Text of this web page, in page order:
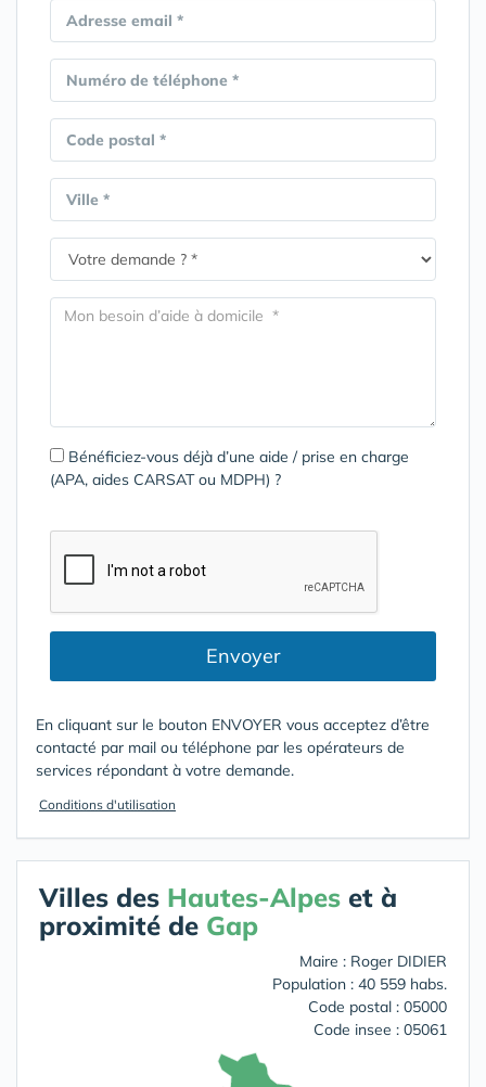
Adresse email *
Numéro de téléphone *
Code postal *
Ville *
Bénéficiez-vous déjà d’une aide / prise en charge
(APA, aides CARSAT ou MDPH) ?
Envoyer
En cliquant sur le bouton ENVOYER vous acceptez d’être
contacté par mail ou téléphone par les opérateurs de
services répondant à votre demande.
Conditions d'utilisation
Villes des Hautes-Alpes et à
proximité de Gap
Maire : Roger DIDIER
Population : 40 559 habs.
Code postal : 05000
Code insee : 05061